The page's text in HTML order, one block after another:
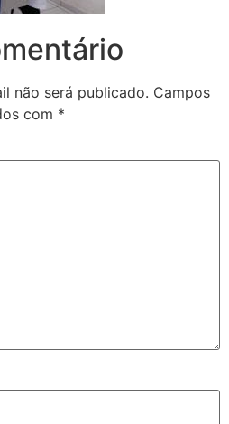
não será publicado. Campos
com *